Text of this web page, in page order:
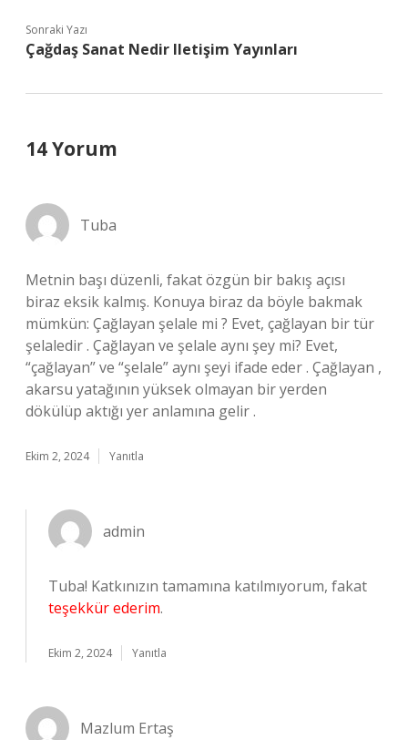
Sonraki Yazı
Çağdaş Sanat Nedir Iletişim Yayınları
14 Yorum
Tuba
Metnin başı düzenli, fakat özgün bir bakış açısı
biraz eksik kalmış. Konuya biraz da böyle bakmak
mümkün: Çağlayan şelale mi ? Evet, çağlayan bir tür
şelaledir . Çağlayan ve şelale aynı şey mi? Evet,
“çağlayan” ve “şelale” aynı şeyi ifade eder . Çağlayan ,
akarsu yatağının yüksek olmayan bir yerden
dökülüp aktığı yer anlamına gelir .
Ekim 2, 2024 Yanıtla
admin
Tuba! Katkınızın tamamına katılmıyorum, fakat
teşekkür ederim.
Ekim 2, 2024 Yanıtla
Mazlum Ertaş